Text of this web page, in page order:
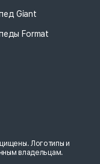
Giant
Format
Логотипы и
владельцам.